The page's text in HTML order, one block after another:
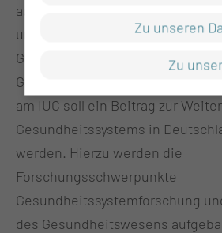
aus einer Universitätsmedizin
unterstützten Netzwerk von
Gesundheitsversorgung in der
Gesundheit Lausitz“ bestehen.
am IUC soll ein Beitrag zur
Gesundheitssystems in
werden. Hierzu werden die
Forschungsschwerpunkte
Gesundheitssystemforschung
des Gesundheitswesens
Zu unseren
Zu